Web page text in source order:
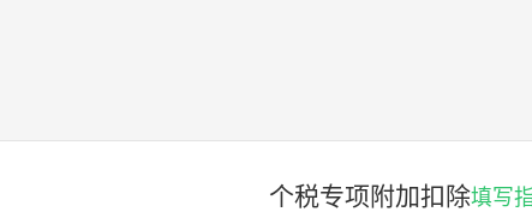
个税专项附加扣除填写